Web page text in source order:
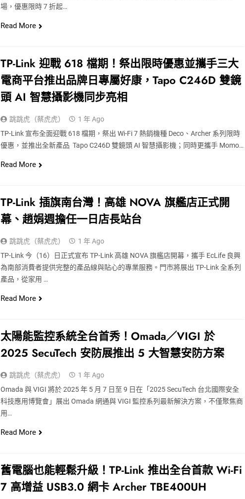
場，優惠限時 7 折起…
Read More
TP-Link 迎戰 618 檔期！祭出限時優惠並攜手三大
電商平台推出品牌日專屬好康，Tapo C246D 雙鏡
頭 AI 智慧攝影機同步亮相
跳跳虎（蔡虎虎）
1 年 Ago
TP-Link 宣布全面迎戰 618 檔期，祭出 Wi-Fi 7 熱銷機種 Deco、Archer 系列限時
優惠，並推出全新產品 Tapo C246D 雙鏡頭 AI 智慧攝影機；同時更攜手 Momo…
Read More
TP-Link 插旗南台灣！高雄 NOVA 旗艦店正式開
幕、趙娟週擔任一日店長站台
跳跳虎（蔡虎虎）
1 年 Ago
TP-Link 今（16）日正式宣布 TP-Link 高雄 NOVA 旗艦店開幕，攜手 EcLife 良興
為南部消費者提供完整的產品線與貼心的專業服務。門市將展出 TP-Link 全系列
產品，從家用 …
Read More
太陽能監控系統全台首秀！Omada／VIGI 於
2025 SecuTech 安防展推出 5 大智慧安防方案
跳跳虎（蔡虎虎）
1 年 Ago
Omada 與 VIGI 將於 2025 年 5 月 7 日至 9 日在「2025 SecuTech 台北國際安全
科技應用博覽會」展出 Omada 網通與 VIGI 監控系列最新解決方案，不僅聚焦商
用…
Read More
舊電腦也能輕鬆升級！TP-Link 推出全台首款 Wi-Fi
7 高增益 USB3.0 網卡 Archer TBE400UH